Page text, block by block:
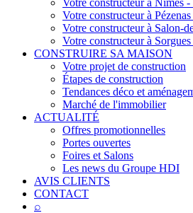
Votre constructeur à Nîmes -
Votre constructeur à
Votre constructeur à Salon-
Votre constructeur à
CONSTRUIRE SA MAISON
Votre projet de construction
Étapes de construction
Tendances déco et
Marché de l'immobilier
ACTUALITÉ
Offres promotionnelles
Portes ouvertes
Foires et Salons
Les news du Groupe HDI
AVIS CLIENTS
CONTACT
⌕